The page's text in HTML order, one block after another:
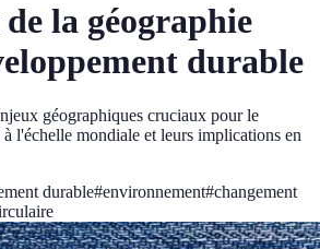
la géographie
durable
géographiques cruciaux pour le
l'échelle mondiale et leurs implications en
durable#environnement#changement